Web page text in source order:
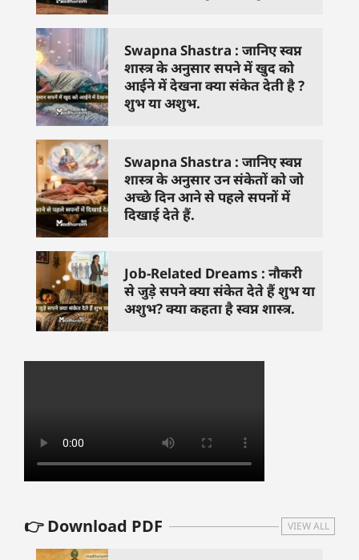
Swapna Shastra : जानिए स्वप्न
शास्त्र के अनुसार सपने में खुद को
आईने में देखना क्या संकेत देती है ?
शुभ या अशुभ.
Swapna Shastra : जानिए स्वप्न
शास्त्र के अनुसार उन संकेतों को जो
अच्छे दिन आने से पहले सपनों में
दिखाई देते हैं.
Job-Related Dreams : नौकरी
से जुड़े सपने क्या संकेत देते हैं शुभ या
अशुभ? क्या कहता है स्वप्न शास्त्र.
👉 Download PDF VIEW ALL